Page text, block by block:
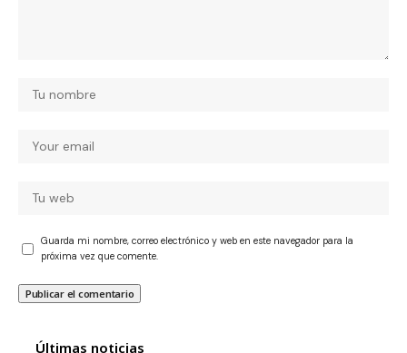
Guarda mi nombre, correo electrónico y web en este navegador para la
próxima vez que comente.
Últimas noticias